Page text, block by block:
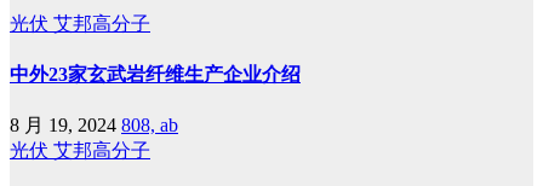
光伏 艾邦高分子
中外23家玄武岩纤维生产企业介绍
8 月 19, 2024 808, ab
光伏 艾邦高分子